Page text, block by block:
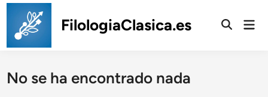
Saltar
contenido
FilologiaClasica.es
No se ha encontrado nada